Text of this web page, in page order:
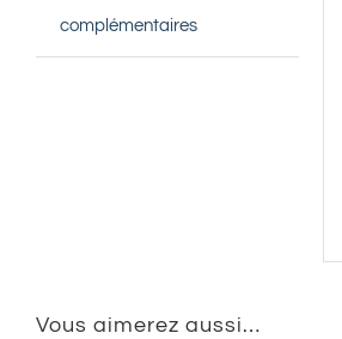
complémentaires
Vous aimerez aussi…